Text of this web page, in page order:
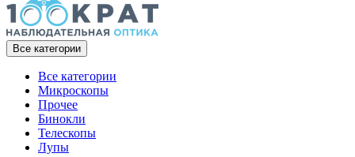
Все категории
Все категории
Микроскопы
Прочее
Бинокли
Телескопы
Лупы